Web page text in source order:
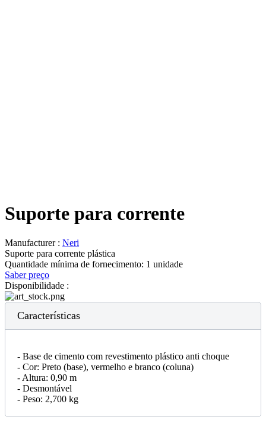
Suporte para corrente
Manufacturer : Neri
Suporte para corrente plástica
Quantidade mínima de fornecimento: 1 unidade
Saber preço
Disponibilidade :
Características
- Base de cimento com revestimento plástico anti choque
- Cor: Preto (base), vermelho e branco (coluna)
- Altura: 0,90 m
- Desmontável
- Peso: 2,700 kg